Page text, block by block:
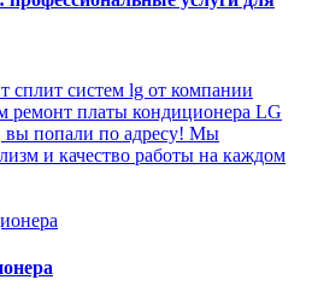
сплит систем lg от компании
ремонт платы кондиционера LG
вы попали по адресу! Мы
и качество работы на каждом